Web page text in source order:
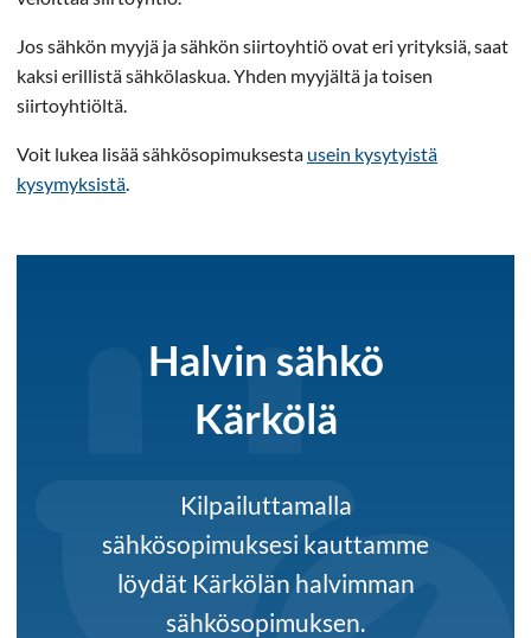
Jos sähkön myyjä ja sähkön siirtoyhtiö ovat eri yrityksiä, saat
kaksi erillistä sähkölaskua. Yhden myyjältä ja toisen
siirtoyhtiöltä.
Voit lukea lisää sähkösopimuksesta usein kysytyistä
kysymyksistä.
Halvin sähkö
Kärkölä
Kilpailuttamalla
sähkösopimuksesi kauttamme
löydät Kärkölän halvimman
sähkösopimuksen.